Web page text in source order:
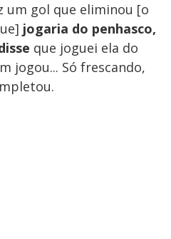
um gol que eliminou [o
jogaria do penhasco,
que joguei ela do
jogou... Só frescando,